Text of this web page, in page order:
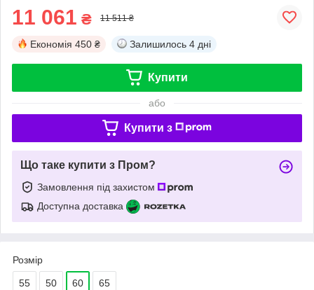
11 061 ₴ 11 511 ₴
Економія 450 ₴ Залишилось 4 дні
Купити
або
Купити з
Що таке купити з Пром?
Замовлення під захистом
Доступна доставка
Розмір
55 50 60 65